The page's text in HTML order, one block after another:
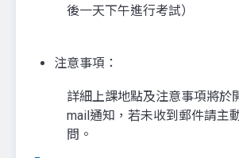
後一天下午進行考試）
注意事項：
詳細上課地點及注意事項將於
mail通知，若未收到郵件請主
問。